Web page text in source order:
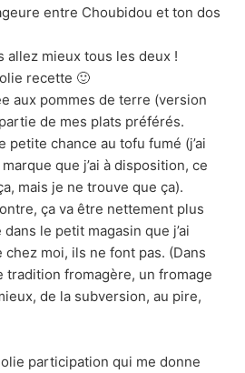
entre Choubidou et ton dos
allez mieux tous les deux !
recette 🙂
aux pommes de terre (version
de mes plats préférés.
petite chance au tofu fumé (j’ai
que j’ai à disposition, ce
mais je ne trouve que ça).
ça va être nettement plus
le petit magasin que j’ai
chez moi, ils ne font pas. (Dans
tradition fromagère, un fromage
de la subversion, au pire,
participation qui me donne